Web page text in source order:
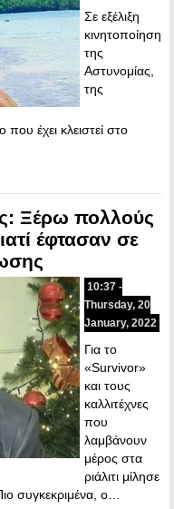
Σε εξέλιξη
κινητοποίηση
της
Aστυνομίας,
της
έχει κλειστεί στο
Ξέρω πολλούς
έφτασαν σε
10:37 -
Thursday, 20
January, 2022
Για το
«Survivor»
και τους
καλλιτέχνες
που
λαμβάνουν
μέρος στα
ριάλιτι μίλησε
συγκεκριμένα, ο…